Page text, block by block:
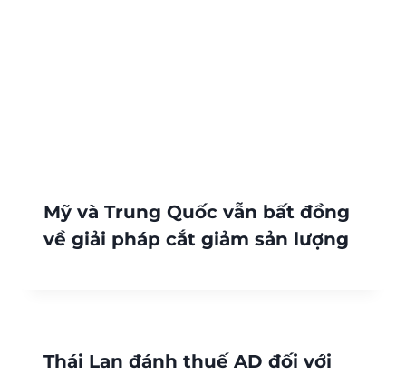
Mỹ và Trung Quốc vẫn bất đồng
về giải pháp cắt giảm sản lượng
Thái Lan đánh thuế AD đối với